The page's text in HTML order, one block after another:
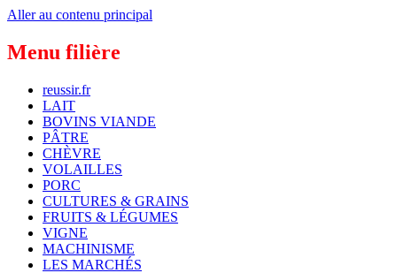
Aller au contenu principal
Menu filière
reussir.fr
LAIT
BOVINS VIANDE
PÂTRE
CHÈVRE
VOLAILLES
PORC
CULTURES & GRAINS
FRUITS & LÉGUMES
VIGNE
MACHINISME
LES MARCHÉS